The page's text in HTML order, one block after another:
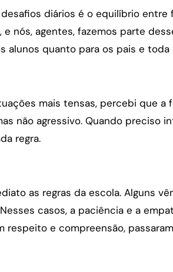
diários é o equilíbrio entre
nós, agentes, fazemos parte
alunos quanto para os pais e toda
mais tensas, percebi que
não agressivo. Quando preciso
regra.
as regras da escola. Alguns
casos, a paciência e a
e compreensão,